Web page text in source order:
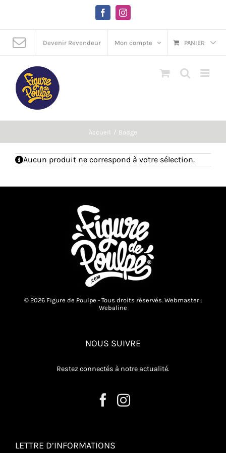
FacebookInstagram
Devenir Revendeur Mon compte PANIER
Accueil Badge
Aucun produit ne correspond à votre sélection.
© 2026 Figure de Poulpe - Tous droits réservés. Webmaster :
Webaline
NOUS SUIVRE
Restez connectés à notre actualité.
LETTRE D’INFORMATIONS